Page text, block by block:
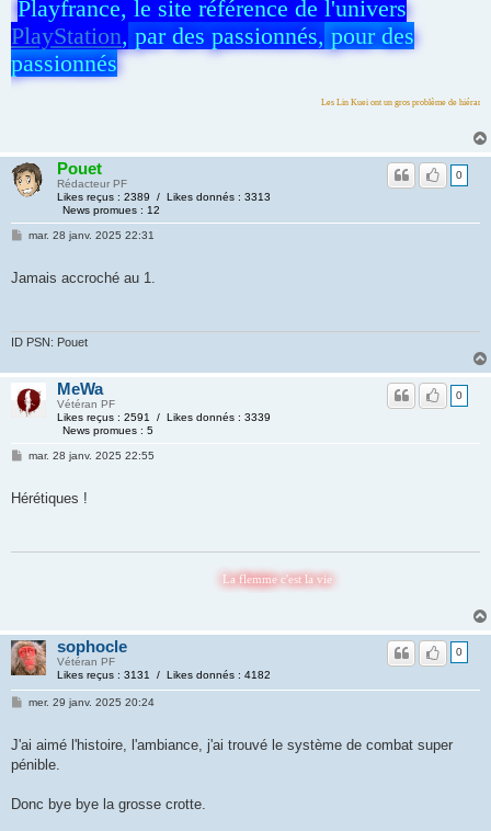
Playfrance, le site référence de l'univers
PlayStation, par des passionnés, pour des
passionnés
Les Lin Kuei ont un gros problème de hiérarchie
Pouet
Rédacteur PF
Likes reçus : 2389 / Likes donnés : 3313
News promues : 12
0
mar. 28 janv. 2025 22:31
Jamais accroché au 1.
ID PSN: Pouet
MeWa
Vétéran PF
Likes reçus : 2591 / Likes donnés : 3339
News promues : 5
0
mar. 28 janv. 2025 22:55
Hérétiques !
La flemme c'est la vie
sophocle
Vétéran PF
Likes reçus : 3131 / Likes donnés : 4182
0
mer. 29 janv. 2025 20:24
J'ai aimé l'histoire, l'ambiance, j'ai trouvé le système de combat super
pénible.
Donc bye bye la grosse crotte.